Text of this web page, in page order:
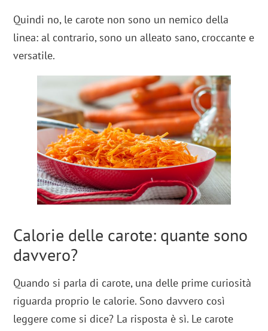
Quindi no, le carote non sono un nemico della
linea: al contrario, sono un alleato sano, croccante e
versatile.
Calorie delle carote: quante sono
davvero?
Quando si parla di carote, una delle prime curiosità
riguarda proprio le calorie. Sono davvero così
leggere come si dice? La risposta è sì. Le carote